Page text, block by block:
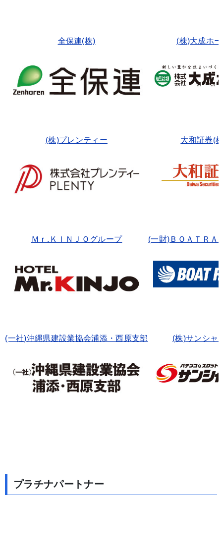
全保連(株) (株)大成ホ
(株)プレンティー 大和証券(
Ｍｒ.ＫＩＮＪＯグループ (一財)ＢＯＡＴＲＡ
(一社)沖縄県建設業協会浦添・西原支部 (株)サンシャ
プラチナパートナー